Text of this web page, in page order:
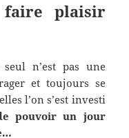
faire plaisir
n’est pas une
et toujours se
l’on s’est investi
pouvoir un jour